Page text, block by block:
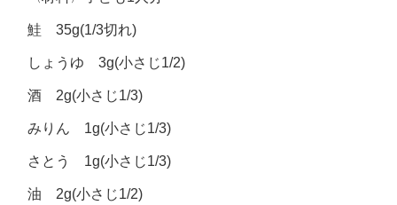
鮭 35g(1/3切れ)
しょうゆ 3g(小さじ1/2)
酒 2g(小さじ1/3)
みりん 1g(小さじ1/3)
さとう 1g(小さじ1/3)
油 2g(小さじ1/2)